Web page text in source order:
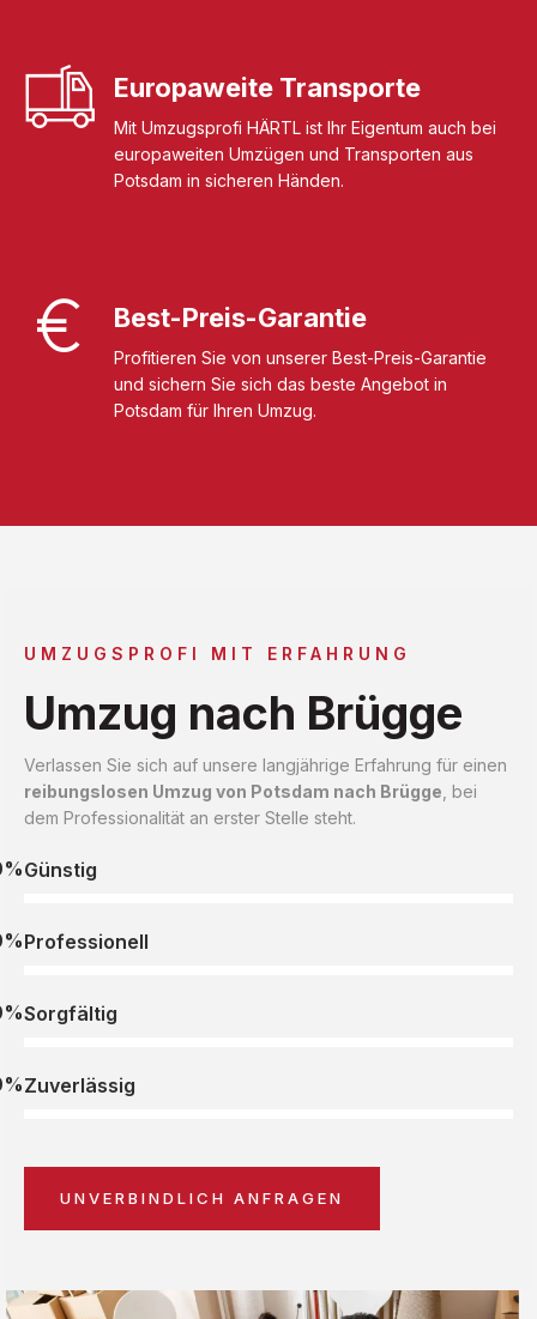
Europaweite Transporte
Mit Umzugsprofi HÄRTL ist Ihr Eigentum auch bei
europaweiten Umzügen und Transporten aus
Potsdam in sicheren Händen.
Best-Preis-Garantie
Profitieren Sie von unserer Best-Preis-Garantie
und sichern Sie sich das beste Angebot in
Potsdam für Ihren Umzug.
UMZUGSPROFI MIT ERFAHRUNG
Umzug nach Brügge
Verlassen Sie sich auf unsere langjährige Erfahrung für einen
reibungslosen Umzug von Potsdam nach Brügge , bei
dem Professionalität an erster Stelle steht.
Günstig
Professionell
Sorgfältig
Zuverlässig
UNVERBINDLICH ANFRAGEN